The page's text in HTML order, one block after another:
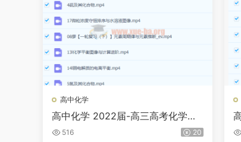
高中化学
高中化学 2022届-高三高考化学
【廖耀华】A+
516 20